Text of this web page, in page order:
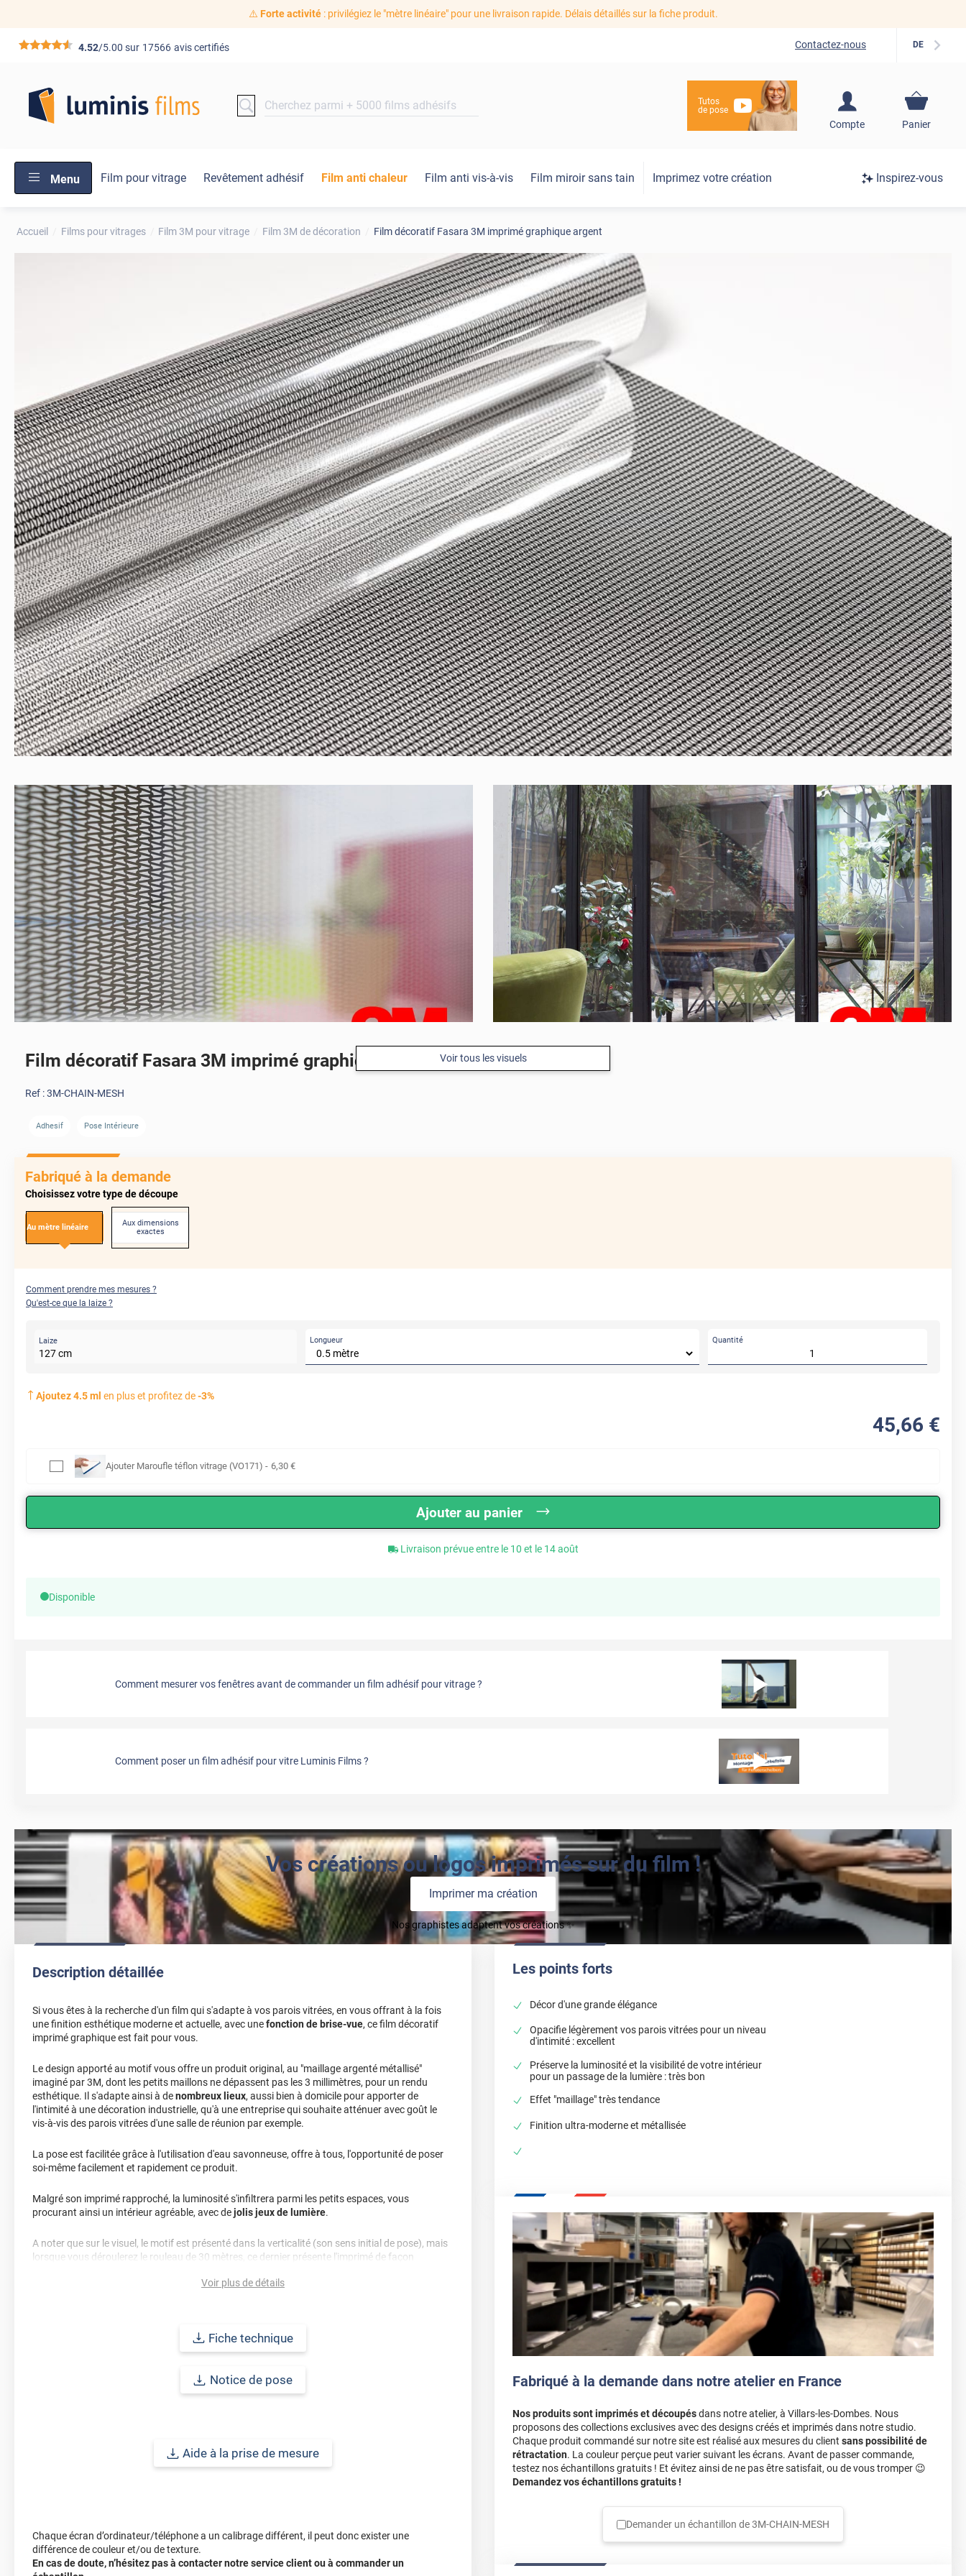
⚠️ Forte activité: privilégiez le "mètre linéaire" pour une livraison rapide. Délais détaillés sur la fiche produit.
*****4.52/5.00 sur 17566 avis certifiés Contactez-nous DE
Tutos
de pose
Compte
S'inscrire / Se
Panier
Menu Film pour vitrage Revêtement adhésif Film anti chaleur Film anti vis-à-vis Film miroir sans tain Imprimez votre création Inspirez-vous
Accueil Films pour vitrages Film 3M pour vitrage Film 3M de décoration Film décoratif Fasara 3M imprimé graphique argent
Voir tous les visuels
Film décoratif Fasara 3M imprimé graphique argent
Ref :3M-CHAIN-MESH
Adhesif Pose Intérieure
Fabriqué à la demande
Choisissez votre type de découpe
Au mètre linéaire
Aux dimensions
exactes
Comment prendre mes mesures ?
Qu'est-ce que la laize ?
Laize
127cm
Longueur Quantité
Ajoutez4.5ml en plus et profitez de-3%
45,66 €
Ajouter Maroufle téflon vitrage (VO171) - 6,30 €
Ajouter au panier
Livraison prévue entre le 10 et le 14 août
Disponible
Comment mesurer vos fenêtres avant de commander un film adhésif pour vitrage ?
Comment poser un film adhésif pour vitre Luminis Films ?
Vos créations ou logos imprimés sur du film !
Imprimer ma création
Nos graphistes adaptent vos créations ✨
Description détaillée
Si vous êtes à la recherche d'un film qui s'adapte à vos parois vitrées, en vous offrant à la fois
une finition esthétique moderne et actuelle, avec unefonction de brise-vue, ce film décoratif
imprimé graphique est fait pour vous.
Le design apporté au motif vous offre un produit original, au "maillage argenté métallisé"
imaginé par 3M, dont les petits maillons ne dépassent pas les 3 millimètres, pour un rendu
esthétique. Il s'adapte ainsi à denombreux lieux, aussi bien à domicile pour apporter de
l'intimité à une décoration industrielle, qu'à une entreprise qui souhaite atténuer avec goût le
vis-à-vis des parois vitrées d'une salle de réunion par exemple.
La pose est facilitée grâce à l'utilisation d'eau savonneuse, offre à tous, l'opportunité de poser
soi-même facilement et rapidement ce produit.
Malgré son imprimé rapproché, la luminosité s'infiltrera parmi les petits espaces, vous
procurant ainsi un intérieur agréable, avec dejolis jeux de lumière.
A noter que sur le visuel, le motif est présenté dans la verticalité (son sens initial de pose), mais
lorsque vous déroulerez le rouleau de 30 mètres, ce dernier présente l'imprimé de façon
Voir plus de détails
Fiche technique
Notice de pose
Aide à la prise de mesure
Chaque écran d’ordinateur/téléphone a un calibrage différent, il peut donc exister une
différence de couleur et/ou de texture.
En cas de doute, n’hésitez pas à contacter notre service client ou à commander un
Les points forts
Décor d'une grande élégance
Opacifie légèrement vos parois vitrées pour un niveau
d'intimité : excellent
Préserve la luminosité et la visibilité de votre intérieur
pour un passage de la lumière : très bon
Effet "maillage" très tendance
Finition ultra-moderne et métallisée
Fabriqué à la demande dans notre atelier en France
Nos produits sont imprimés et découpésdans notre atelier, à Villars-les-Dombes. Nous
proposons des collections exclusives avec des designs créés et imprimés dans notre studio.
Chaque produit commandé sur notre site est réalisé aux mesures du client sans possibilité de
rétractation. La couleur perçue peut varier suivant les écrans. Avant de passer commande,
testez nos échantillons gratuits ! Et évitez ainsi de ne pas être satisfait, ou de vous tromper 😉
Demandez vos échantillons gratuits !
Demander un échantillon de3M-CHAIN-MESH